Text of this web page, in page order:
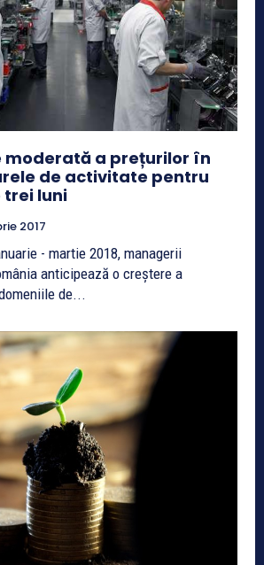
moderată a prețurilor în
de activitate pentru
luni
2017
- martie 2018, managerii
anticipează o creștere a
de...